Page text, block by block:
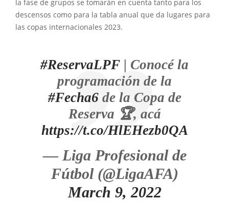
la fase de grupos se tomarán en cuenta tanto para los
descensos como para la tabla anual que da lugares para
las copas internacionales 2023.
#ReservaLPF | Conocé la
programación de la
#Fecha6de la Copa de
Reserva 🏆, acá
https://t.co/HlEHezb0QA
— Liga Profesional de
Fútbol (@LigaAFA)
March 9, 2022